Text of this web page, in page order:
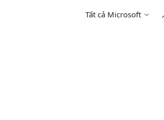
Tất cả Microsoft